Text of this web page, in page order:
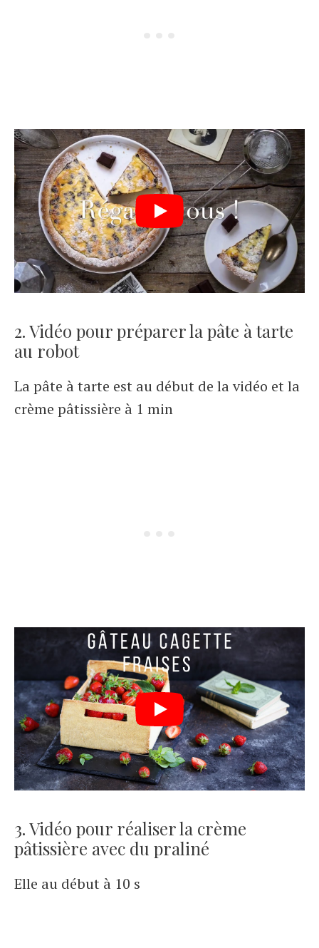
2. Vidéo pour préparer la pâte à tarte
au robot
La pâte à tarte est au début de la vidéo et la
crème pâtissière à 1 min
3. Vidéo pour réaliser la crème
pâtissière avec du praliné
Elle au début à 10 s